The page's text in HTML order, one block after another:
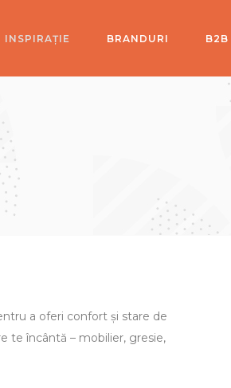
INSPIRAȚIE BRANDURI B2B
a oferi confort și stare de
te încântă – mobilier, gresie,